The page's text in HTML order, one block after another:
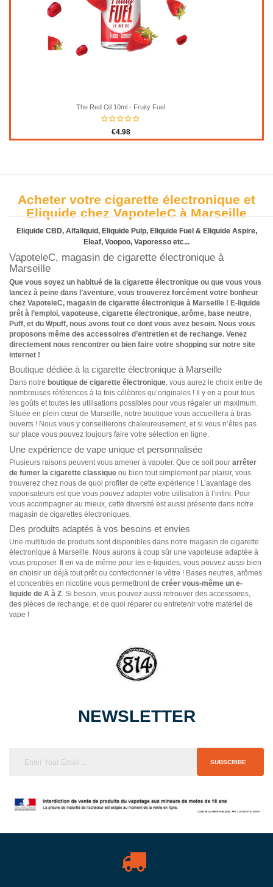
The Red Oil 10ml - Fruity Fuel
€4.98
Acheter votre cigarette électronique et
Eliquide chez VapoteleC à Marseille
Eliquide CBD, Alfaliquid, Eliquide Pulp, Eliquide Fuel & Eliquide Aspire,
Eleaf, Voopoo, Vaporesso etc...
VapoteleC, magasin de cigarette électronique à
Marseille
Que vous soyez un habitué de la cigarette électronique ou que vous vous
lancez à peine dans l’aventure, vous trouverez forcément votre bonheur
chez VapoteleC, magasin de cigarette électronique à Marseille ! E-liquide
prêt à l’emploi, vapoteuse, cigarette électronique, arôme, base neutre,
Puff, et du Wpuff, nous avons tout ce dont vous avez besoin. Nous vous
proposons même des accessoires d’entretien et de rechange. Venez
directement nous rencontrer ou bien faire votre shopping sur notre site
internet !
Boutique dédiée à la cigarette électronique à Marseille
Dans notre boutique de cigarette électronique , vous aurez le choix entre de
nombreuses références à la fois célèbres qu’originales ! Il y en a pour tous
les goûts et toutes les utilisations possibles pour vous régaler un maximum.
Située en plein cœur de Marseille, notre boutique vous accueillera à bras
ouverts ! Nous vous y conseillerons chaleureusement, et si vous n’êtes pas
sur place vous pouvez toujours faire votre sélection en ligne.
Une expérience de vape unique et personnalisée
Plusieurs raisons peuvent vous amener à vapoter. Que ce soit pour arrêter
de fumer la cigarette classique ou bien tout simplement par plaisir, vous
trouverez chez nous de quoi profiter de cette expérience ! L’avantage des
vaporisateurs est que vous pouvez adapter votre utilisation à l’infini. Pour
vous accompagner au mieux, cette diversité est aussi présente dans notre
magasin de cigarettes électroniques.
Des produits adaptés à vos besoins et envies
Une multitude de produits sont disponibles dans notre magasin de cigarette
électronique à Marseille. Nous aurons à coup sûr une vapoteuse adaptée à
vous proposer. Il en va de même pour les e-liquides, vous pouvez aussi bien
en choisir un déjà tout prêt ou confectionner le vôtre ! Bases neutres, arômes
et concentrés en nicotine vous permettront de créer vous-même un e-
liquide de A à Z . Si besoin, vous pouvez aussi retrouver des accessoires,
des pièces de rechange, et de quoi réparer ou entretenir votre matériel de
vape !
NEWSLETTER
SUBSCRIBE